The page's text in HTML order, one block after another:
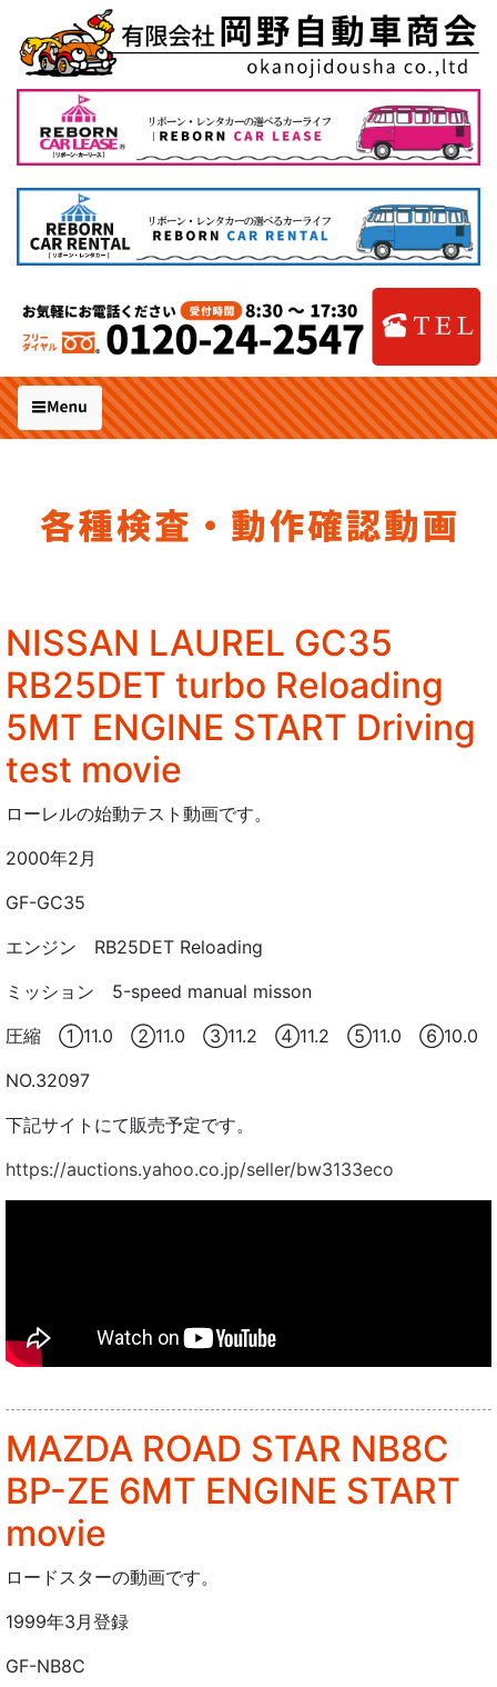
NISSAN LAUREL GC35
RB25DET turbo Reloading
5MT ENGINE START Driving
test movie
ローレルの始動テスト動画です。
2000年2月
GF-GC35
エンジン RB25DET Reloading
ミッション 5-speed manual misson
圧縮 ①11.0 ②11.0 ③11.2 ④11.2 ⑤11.0 ⑥10.0
NO.32097
下記サイトにて販売予定です。
https://auctions.yahoo.co.jp/seller/bw3133eco
MAZDA ROAD STAR NB8C
BP-ZE 6MT ENGINE START
movie
ロードスターの動画です。
1999年3月登録
GF-NB8C